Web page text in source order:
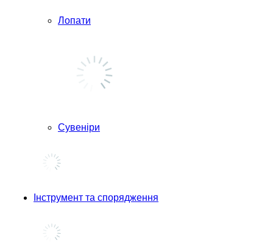
Лопати
Сувеніри
Інструмент та спорядження